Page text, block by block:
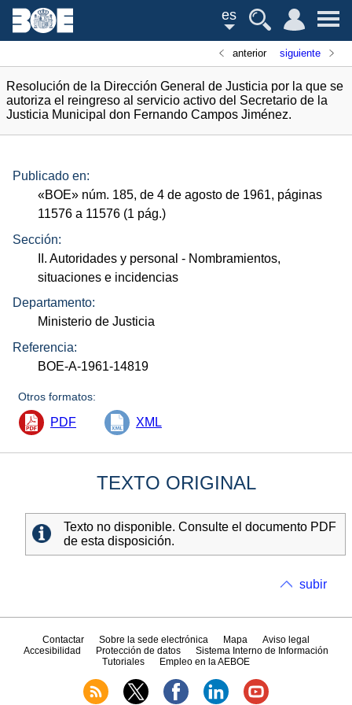
es
anterior siguiente
Resolución de la Dirección General de Justicia por la que se
autoriza el reingreso al servicio activo del Secretario de la
Justicia Municipal don Fernando Campos Jiménez.
Publicado en:
«BOE» núm. 185, de 4 de agosto de 1961, páginas
11576 a 11576 (1 pág.)
Sección:
II. Autoridades y personal - Nombramientos,
situaciones e incidencias
Departamento:
Ministerio de Justicia
Referencia:
BOE-A-1961-14819
Otros formatos:
PDF XML
TEXTO ORIGINAL
Texto no disponible. Consulte el documento PDF
de esta disposición.
subir
Contactar Sobre la sede electrónica Mapa
Aviso legal
Accesibilidad
Protección de datos
Sistema Interno de Información
Tutoriales
Empleo en la AEBOE